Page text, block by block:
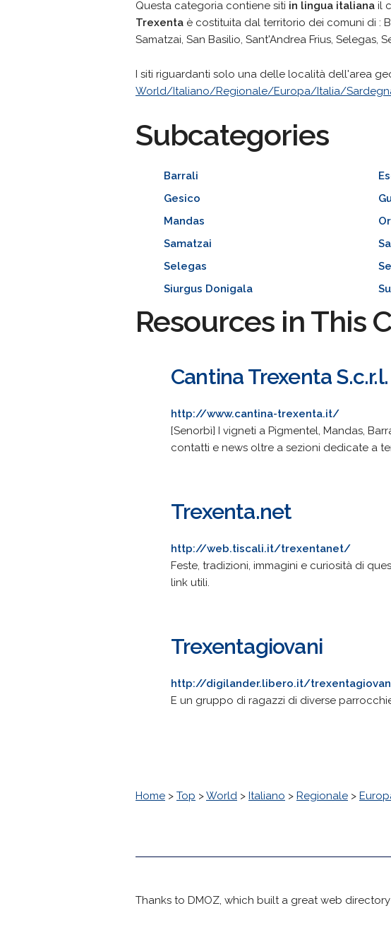
Questa categoria contiene siti in lingua italiana il
Trexenta è costituita dal territorio dei comuni di :
Samatzai, San Basilio, Sant'Andrea Frius, Selegas,
I siti riguardanti solo una delle località dell'area
World/Italiano/Regionale/Europa/Italia/
Subcategories
Barrali
Gesico
Mandas
Samatzai
Selegas
Siurgus Donigala
Resources in This
Cantina Trexenta S.c.r.l.
http://www.cantina-trexenta.it/
[Senorbì] I vigneti a Pigmentel, Mandas,
contatti e news oltre a sezioni dedicate a
Trexenta.net
http://web.tiscali.it/trexentanet/
Feste, tradizioni, immagini e curiosità di
link utili.
Trexentagiovani
http://digilander.libero.it/
E un gruppo di ragazzi di diverse
Home > Top >World > Italiano > Regionale >
Thanks to DMOZ, which built a great web